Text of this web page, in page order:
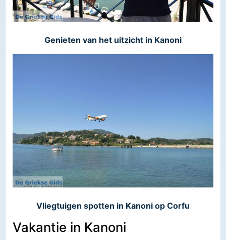
Genieten van het uitzicht in Kanoni
Vliegtuigen spotten in Kanoni op Corfu
Vakantie in Kanoni